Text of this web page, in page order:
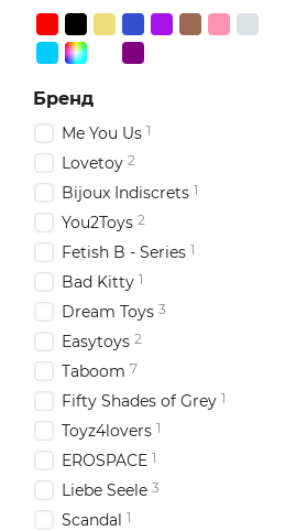
Бренд
Me You Us 1
Lovetoy 2
Bijoux Indiscrets 1
You2Toys 2
Fetish B - Series 1
Bad Kitty 1
Dream Toys 3
Easytoys 2
Taboom 7
Fifty Shades of Grey 1
Toyz4lovers 1
EROSPACE 1
Liebe Seele 3
Scandal 1